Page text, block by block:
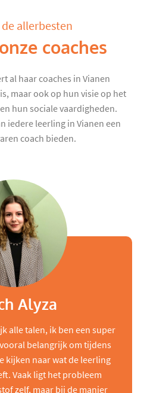
allerbesten
coaches
al haar coaches in Vianen
maar ook op hun visie op het
hun sociale vaardigheden.
iedere leerling in Vianen een
coach bieden.
Alyza
alle talen, ik ben een super
belangrijk om tijdens
kijken naar wat de leerling
Vaak ligt het probleem
zelf, maar bij de manier